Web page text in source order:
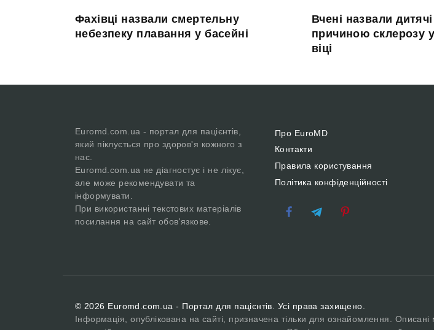
Фахівці назвали смертельну
небезпеку плавання у басейні
Вчені назвали дитячі
причиною склерозу
віці
Euromd.com.ua - портал для пацієнтів,
який піклується про здоров'я кожного з
нас.
Euromd.com.ua не діагностує і не лікує,
але може рекомендувати та
інформувати.
При використанні текстових матеріалів
посилання на сайт обов'язкове.
Про EuroMD
Контакти
Правила користування
Політика конфіденційності
© 2026 Euromd.com.ua - Портал для пацієнтів. Усі права захищено.
Інформація, опублікована на сайті, призначена тільки для ознайомлення.